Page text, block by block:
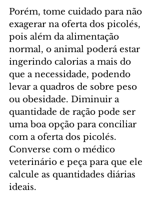
Porém, tome cuidado para não
exagerar na oferta dos picolés,
pois além da alimentação
normal, o animal poderá estar
ingerindo calorias a mais do
que a necessidade, podendo
levar a quadros de sobre peso
ou obesidade. Diminuir a
quantidade de ração pode ser
uma boa opção para conciliar
com a oferta dos picolés.
Converse com o médico
veterinário e peça para que ele
calcule as quantidades diárias
ideais.